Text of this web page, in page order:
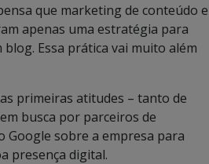
que marketing de conteúdo e
apenas uma estratégia para
Essa prática vai muito além
primeiras atitudes – tanto de
busca por parceiros de
Google sobre a empresa para
presença digital.